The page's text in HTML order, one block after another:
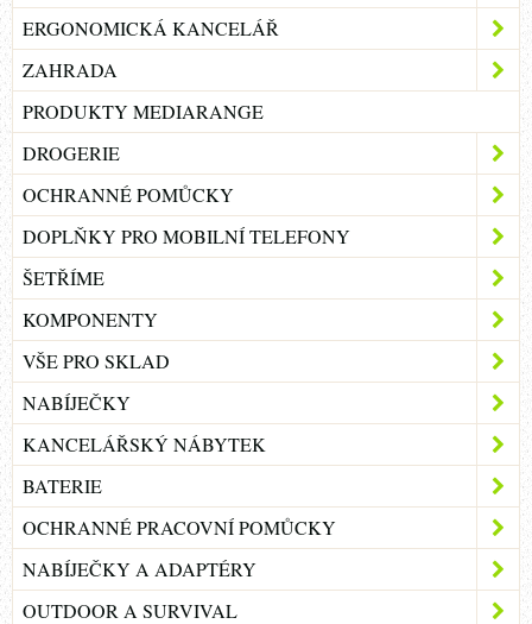
ERGONOMICKÁ KANCELÁŘ
ZAHRADA
PRODUKTY MEDIARANGE
DROGERIE
OCHRANNÉ POMŮCKY
DOPLŇKY PRO MOBILNÍ TELEFONY
ŠETŘÍME
KOMPONENTY
VŠE PRO SKLAD
NABÍJEČKY
KANCELÁŘSKÝ NÁBYTEK
BATERIE
OCHRANNÉ PRACOVNÍ POMŮCKY
NABÍJEČKY A ADAPTÉRY
OUTDOOR A SURVIVAL